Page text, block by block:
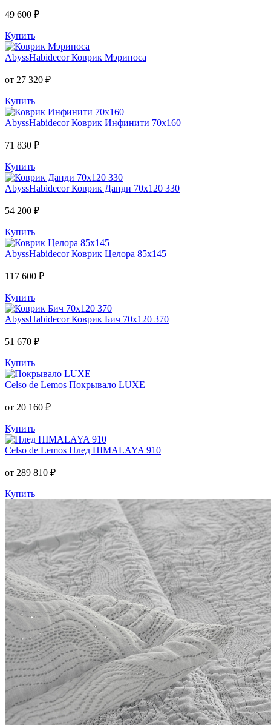
49 600 ₽
Купить
AbyssHabidecor Коврик Мэрипоса
от 27 320 ₽
Купить
AbyssHabidecor Коврик Инфинити 70х160
71 830 ₽
Купить
AbyssHabidecor Коврик Данди 70х120 330
54 200 ₽
Купить
AbyssHabidecor Коврик Целора 85х145
117 600 ₽
Купить
AbyssHabidecor Коврик Бич 70х120 370
51 670 ₽
Купить
Celso de Lemos Покрывало LUXE
от 20 160 ₽
Купить
Celso de Lemos Плед HIMALAYA 910
от 289 810 ₽
Купить